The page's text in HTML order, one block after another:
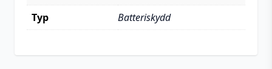
Typ
Batteriskydd